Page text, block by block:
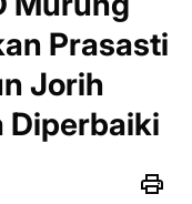
Prasasti
Jorih
Diperbaiki